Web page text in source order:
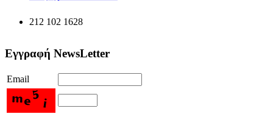
212 102 1628
Εγγραφή NewsLetter
Email